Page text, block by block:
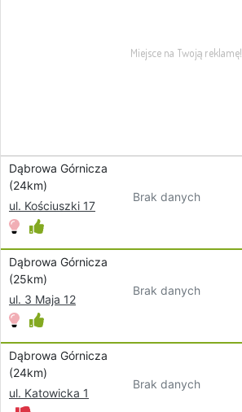
Dąbrowa Górnicza
(24km)
ul. Kościuszki 17
Brak danych
Dąbrowa Górnicza
(25km)
ul. 3 Maja 12
Brak danych
Dąbrowa Górnicza
(24km)
ul. Katowicka 1
Brak danych